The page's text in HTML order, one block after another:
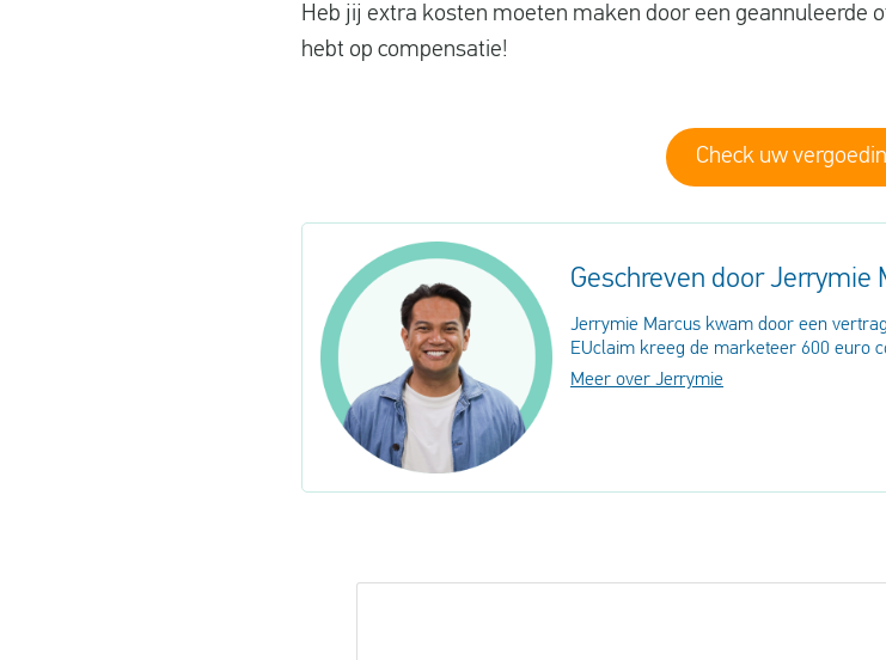
Heb jij extra kosten moeten maken door een geannuleerde
hebt op compensatie!
Check uw
Geschreven door Jerrymie
Jerrymie Marcus kwam door een
EUclaim kreeg de marketeer 600 euro
Meer over Jerrymie